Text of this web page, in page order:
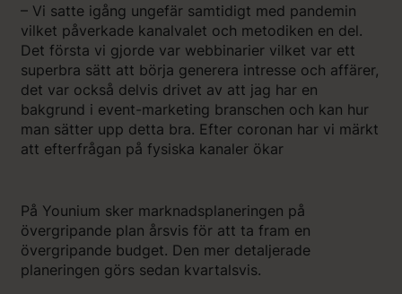
– Vi satte igång ungefär samtidigt med pandemin
vilket påverkade kanalvalet och metodiken en del.
Det första vi gjorde var webbinarier vilket var ett
superbra sätt att börja generera intresse och affärer,
det var också delvis drivet av att jag har en
bakgrund i event-marketing branschen och kan hur
man sätter upp detta bra. Efter coronan har vi märkt
att efterfrågan på fysiska kanaler ökar
På Younium sker marknadsplaneringen på
övergripande plan årsvis för att ta fram en
övergripande budget. Den mer detaljerade
planeringen görs sedan kvartalsvis.